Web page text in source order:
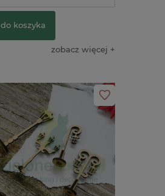
do koszyka
zobacz więcej